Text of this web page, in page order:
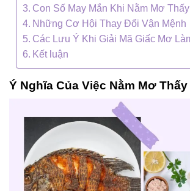
Con Số May Mắn Khi Nằm Mơ
Những Cơ Hội Thay Đổi Vận Mệnh
Các Lưu Ý Khi Giải Mã Giấc Mơ
Kết luận
Ý Nghĩa Của Việc Nằm Mơ